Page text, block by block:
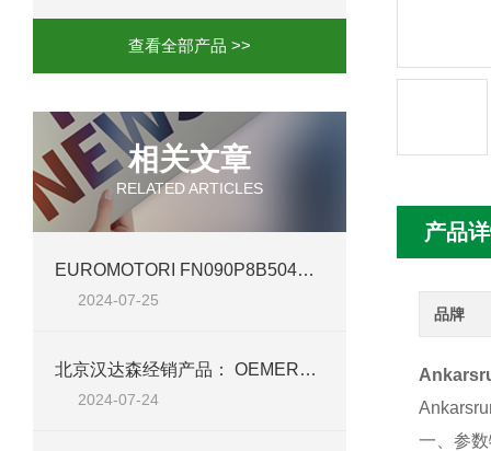
mini motor电机MC230P3T 20- B参数
AC-motoren交流电机FCA 132S-4/
AC-motoren交流电机ACM 160M-4参
AC-MOTOREN电机FCPA 71B-2参数
查看全部产品 >>
相关文章
RELATED ARTICLES
EUROMOTORI FN090P8B504AVFZ 电机——北京汉达森高效动力新篇章
2024-07-25
北京汉达森经销产品： OEMER电机 QCAVM 90L 详细介绍
2024-07-24
产品
品牌
一、参